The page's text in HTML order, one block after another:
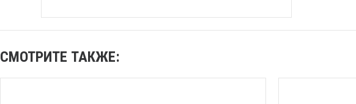
СМОТРИТЕ ТАКЖЕ: